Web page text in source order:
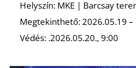
Helyszín: MKE | Barcsay
Megtekinthető: 2026.05.19 –
Védés: .2026.05.20., 9:00